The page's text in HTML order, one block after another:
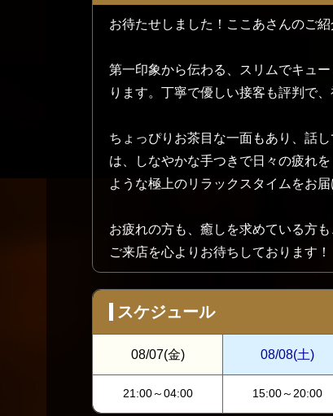
お待たせしました！ここあさんのご紹
第一印象から伝わる、スリムでキュ
ります。丁寧で優しい接客も評判で
ちょっぴりお茶目な一面もあり、話
は、しなやかな手つきで日々の疲れ
ような極上のリラックスタイムをお届
お疲れの方も、癒しを求めている方
ご来店を心よりお待ちしております！
スケジュール
08/07(金) 08/08(土)
21:00～04:00 15:00～20:00